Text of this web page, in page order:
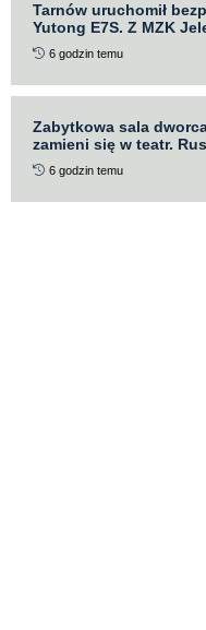
Tarnów uruchomił
Yutong E7S. Z MZK
6 godzin temu
Zabytkowa sala
zamieni się w teatr.
Teatru „Po Kolei”
6 godzin temu